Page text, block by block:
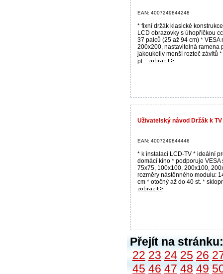
EAN: 4007249844248
* fixní držák klasické
LCD obrazovky s úhopříčkou
37 palců (25 až 94 cm) * VESA
200x200, nastavitelná ramena
jakoukoliv menší rozteč závitů
pl...
Uživatelský návod Držák k
EAN: 4007249844446
* k instalaci LCD-TV * ideální
domácí kino * podporuje VESA
75x75, 100x100, 200x100,
rozměry nástěnného modulu:
cm * otočný až do 40 st. *
Přejít na stránku:
22 23 24 25 26
45 46 47 48 49